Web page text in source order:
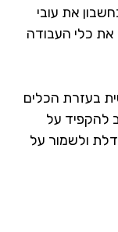
את עובי
העבודה
הכלים
על
על